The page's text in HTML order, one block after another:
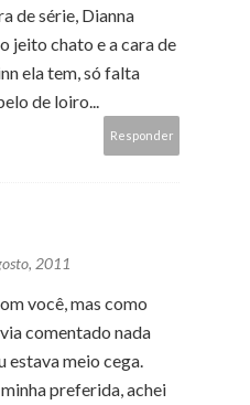
de série, Dianna
jeito chato e a cara de
ela tem, só falta
de loiro...
Responder
2011
você, mas como
comentado nada
estava meio cega.
preferida, achei